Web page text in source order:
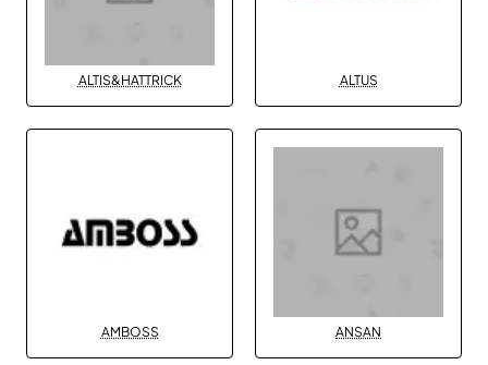
ALTIS&HATTRICK ALTUS
AMBOSS ANSAN